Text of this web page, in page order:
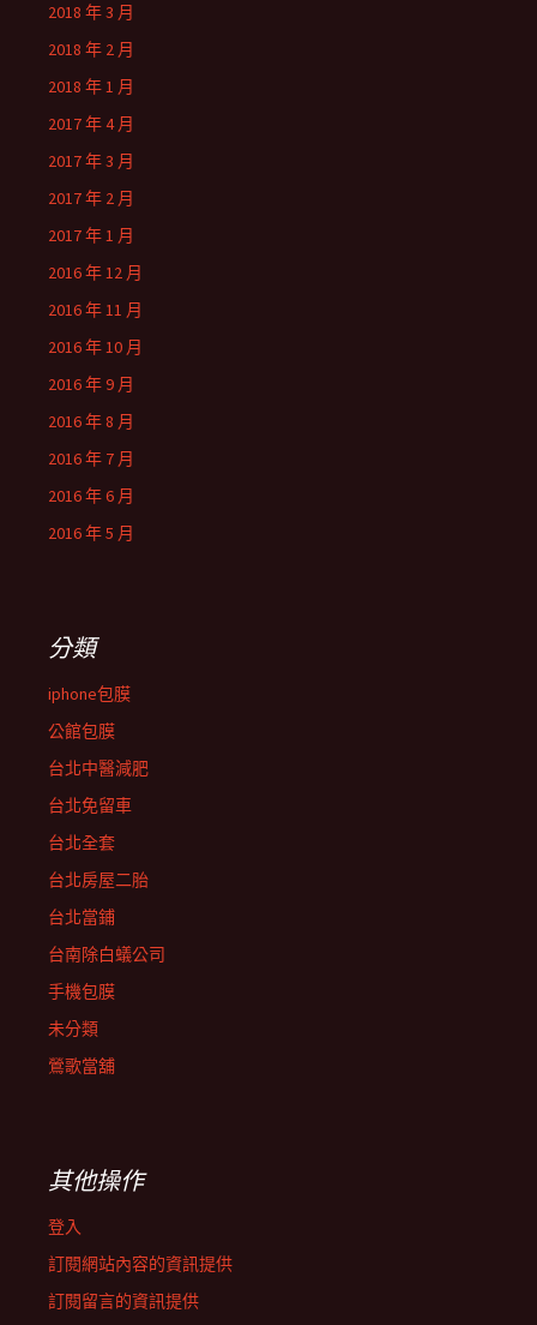
2018 年 3 月
2018 年 2 月
2018 年 1 月
2017 年 4 月
2017 年 3 月
2017 年 2 月
2017 年 1 月
2016 年 12 月
2016 年 11 月
2016 年 10 月
2016 年 9 月
2016 年 8 月
2016 年 7 月
2016 年 6 月
2016 年 5 月
分類
iphone包膜
公館包膜
台北中醫減肥
台北免留車
台北全套
台北房屋二胎
台北當鋪
台南除白蟻公司
手機包膜
未分類
鶯歌當舖
其他操作
登入
訂閱網站內容的資訊提供
訂閱留言的資訊提供